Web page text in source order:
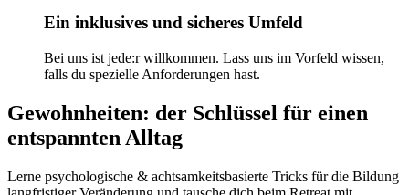
Ein inklusives und sicheres Umfeld
Bei uns ist jede:r willkommen. Lass uns im Vorfeld wissen,
falls du spezielle Anforderungen hast.
Gewohnheiten: der Schlüssel für einen
entspannten Alltag
Lerne psychologische & achtsamkeitsbasierte Tricks für die Bildung